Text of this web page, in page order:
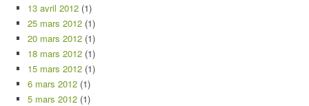
13 avril 2012 (1)
25 mars 2012 (1)
20 mars 2012 (1)
18 mars 2012 (1)
15 mars 2012 (1)
6 mars 2012 (1)
5 mars 2012 (1)